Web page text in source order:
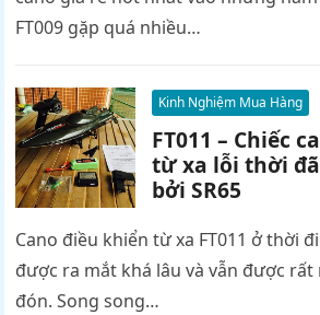
FT009 gặp quá nhiều…
Kinh Nghiệm Mua Hàng
FT011 – Chiếc
từ xa lỗi thời
bởi SR65
Cano điều khiển từ xa FT011 ở thời
được ra mắt khá lâu và vẫn được
đón. Song song…